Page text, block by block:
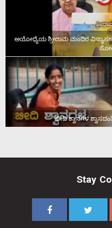
ಅಯೋಧ್ಯೆಯ ಶ್ರೀರಾಮ ಮಂದಿರ
ಬೀದಿ ಶ್ವಾನಗಳ
Stay